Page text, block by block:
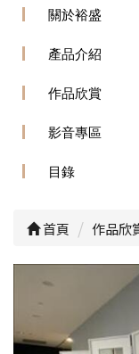
關於裕盛
產品介紹
作品欣賞
影音專區
目錄
首頁 作品欣